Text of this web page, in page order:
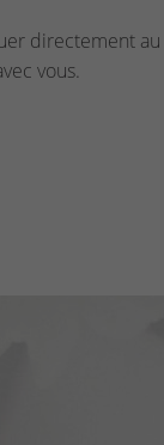
directement au
vous.